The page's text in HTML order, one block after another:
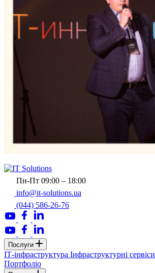
Пн-Пт 09:00 – 18:00
info@it-solutions.ua
(044) 586-26-76
Послуги
ІТ-інфраструктура Інфраструктурні сервіси
Портфоліо